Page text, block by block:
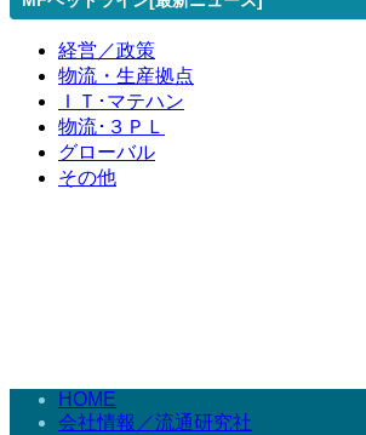
経営／政策
物流・生産拠点
ＩＴ･マテハン
物流･３ＰＬ
グローバル
その他
HOME
会社情報／流通研究社